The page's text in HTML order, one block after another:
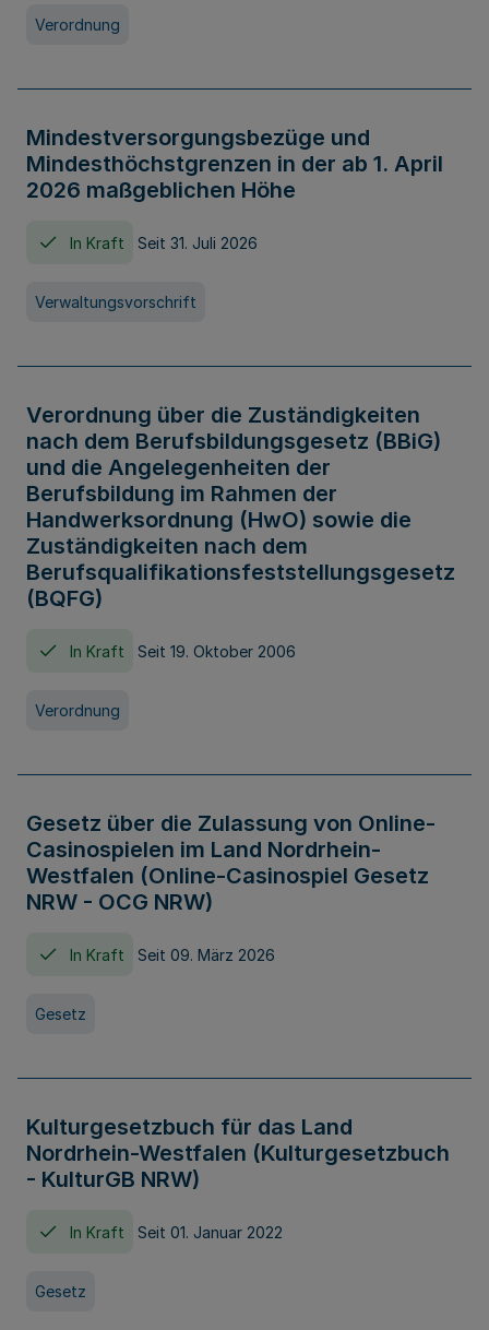
Verordnung
Mindestversorgungsbezüge und
Mindesthöchstgrenzen in der ab 1. April
2026 maßgeblichen Höhe
In Kraft Seit 31. Juli 2026
Verwaltungsvorschrift
Verordnung über die Zuständigkeiten
nach dem Berufsbildungsgesetz (BBiG)
und die Angelegenheiten der
Berufsbildung im Rahmen der
Handwerksordnung (HwO) sowie die
Zuständigkeiten nach dem
Berufsqualifikationsfeststellungsgesetz
(BQFG)
In Kraft Seit 19. Oktober 2006
Verordnung
Gesetz über die Zulassung von Online-
Casinospielen im Land Nordrhein-
Westfalen (Online-Casinospiel Gesetz
NRW - OCG NRW)
In Kraft Seit 09. März 2026
Gesetz
Kulturgesetzbuch für das Land
Nordrhein-Westfalen (Kulturgesetzbuch
- KulturGB NRW)
In Kraft Seit 01. Januar 2022
Gesetz